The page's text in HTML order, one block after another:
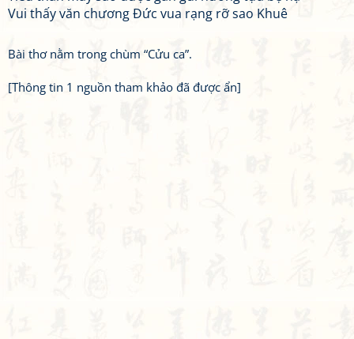
Vui thấy văn chương Đức vua rạng rỡ sao Khuê
Bài thơ nằm trong chùm “Cửu ca”.
[Thông tin 1 nguồn tham khảo đã được ẩn]